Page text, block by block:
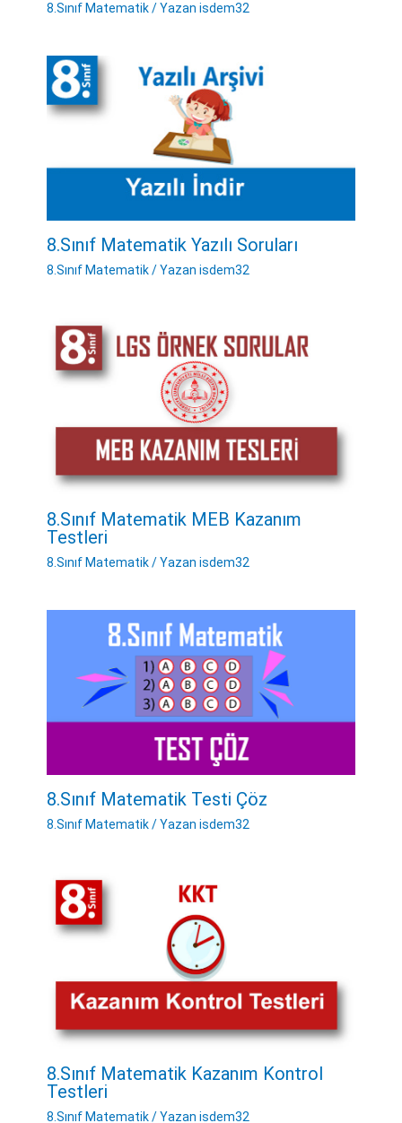
8.Sınıf Matematik/ Yazan isdem32
8.Sınıf Matematik Yazılı Soruları
8.Sınıf Matematik/ Yazan isdem32
8.Sınıf Matematik MEB Kazanım
Testleri
8.Sınıf Matematik/ Yazan isdem32
8.Sınıf Matematik Testi Çöz
8.Sınıf Matematik/ Yazan isdem32
8.Sınıf Matematik Kazanım Kontrol
Testleri
8.Sınıf Matematik/ Yazan isdem32